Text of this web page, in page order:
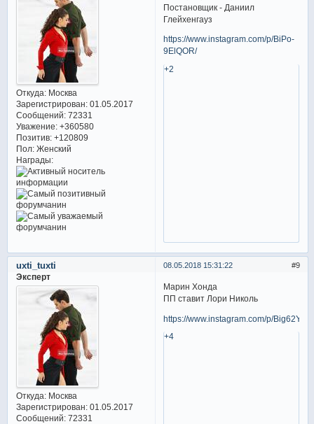
Откуда:Москва
Зарегистрирован: 01.05.2017
Сообщений:72331
Уважение: +360580
Позитив: +120809
Пол:Женский
Награды:
Постановщик - Даниил
Глейхенгауз
https://www.instagram.com/p/BiPo-
9ElQOR/
+2
9
08.05.2018 15:31:22
uxti_tuxti
Эксперт
Откуда:Москва
Зарегистрирован: 01.05.2017
Сообщений:72331
Марин Хонда
ПП ставит Лори Николь
https://www.instagram.com/p/
+4